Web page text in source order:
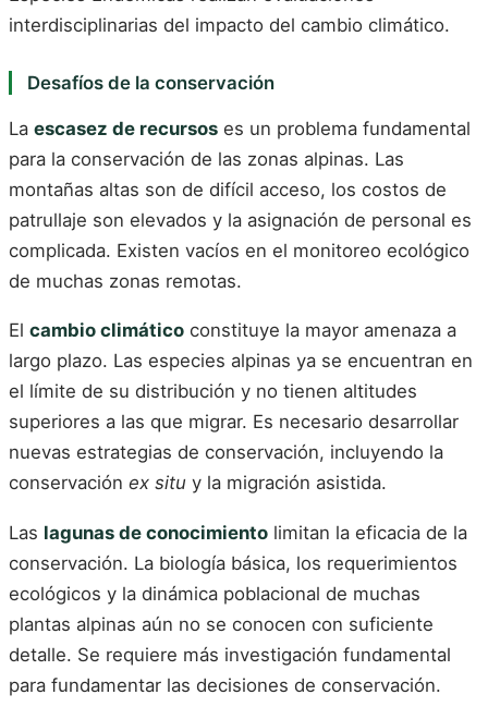
interdisciplinarias del impacto del cambio climático.
Desafíos de la conservación
La escasez de recursos es un problema fundamental
para la conservación de las zonas alpinas. Las
montañas altas son de difícil acceso, los costos de
patrullaje son elevados y la asignación de personal es
complicada. Existen vacíos en el monitoreo ecológico
de muchas zonas remotas.
El cambio climático constituye la mayor amenaza a
largo plazo. Las especies alpinas ya se encuentran en
el límite de su distribución y no tienen altitudes
superiores a las que migrar. Es necesario desarrollar
nuevas estrategias de conservación, incluyendo la
conservación ex situ y la migración asistida.
Las lagunas de conocimiento limitan la eficacia de la
conservación. La biología básica, los requerimientos
ecológicos y la dinámica poblacional de muchas
plantas alpinas aún no se conocen con suficiente
detalle. Se requiere más investigación fundamental
para fundamentar las decisiones de conservación.